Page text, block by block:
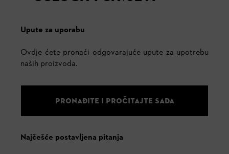
Upute za uporabu
Ovdje ćete pronaći odgovarajuće upute za upotrebu
naših proizvoda.
PRONAĐITE I PROČITAJTE SADA
Najčešće postavljena pitanja